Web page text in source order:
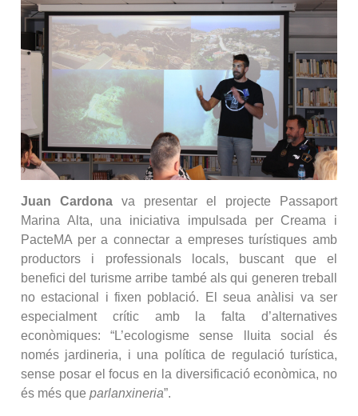
Juan Cardona va presentar el projecte Passaport
Marina Alta, una iniciativa impulsada per Creama i
PacteMA per a connectar a empreses turístiques amb
productors i professionals locals, buscant que el
benefici del turisme arribe també als qui generen treball
no estacional i fixen població. El seua anàlisi va ser
especialment crític amb la falta d’alternatives
econòmiques: “L’ecologisme sense lluita social és
només jardineria, i una política de regulació turística,
sense posar el focus en la diversificació econòmica, no
és més que parlanxineria”.